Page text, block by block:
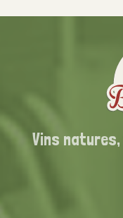
Vins natures,